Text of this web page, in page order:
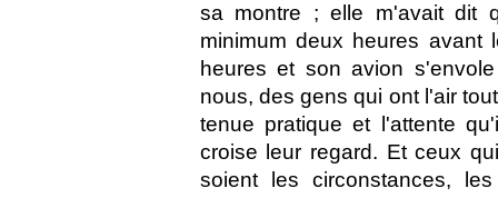
sa montre ; elle m'avait dit
minimum deux heures
heures et son avion
nous, des gens qui ont l'air
tenue pratique et l'attente
croise leur regard. Et ceux
soient les circonstances,